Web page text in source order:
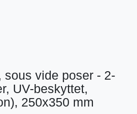
sous vide poser - 2-
UV-beskyttet,
250x350 mm